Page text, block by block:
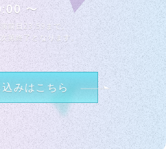
〜
前日23:59まで。
第終了となります。
みはこちら